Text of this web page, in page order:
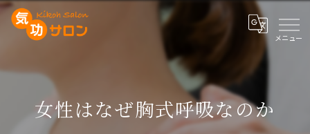
女性はなぜ胸式呼吸なのか